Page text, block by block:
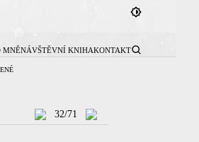
MNĚNÁVŠTĚVNÍ KNIHAKONTAKT
32/71